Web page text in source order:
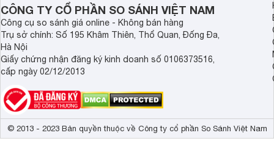
CÔNG TY CỔ PHẦN SO SÁNH VIỆT NAM
Công cụ so sánh giá online - Không bán hàng
Trụ sở chính: Số 195 Khâm Thiên, Thổ Quan, Đống Đa,
Hà Nội
Giấy chứng nhận đăng ký kinh doanh số 0106373516,
cấp ngày 02/12/2013
© 2013 - 2023 Bản quyền thuộc về Công ty cổ phần So Sánh Việt Nam